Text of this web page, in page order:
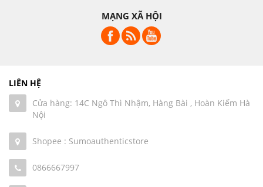
MẠNG XÃ HỘI
LIÊN HỆ
Cửa hàng: 14C Ngô Thì Nhậm, Hàng Bài , Hoàn Kiếm Hà
Nội
Shopee : Sumoauthenticstore
0866667997